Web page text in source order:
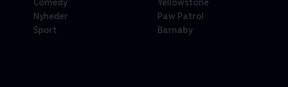
Comedy
Nyheder
Sport
Yellowstone
Paw Patrol
Barnaby